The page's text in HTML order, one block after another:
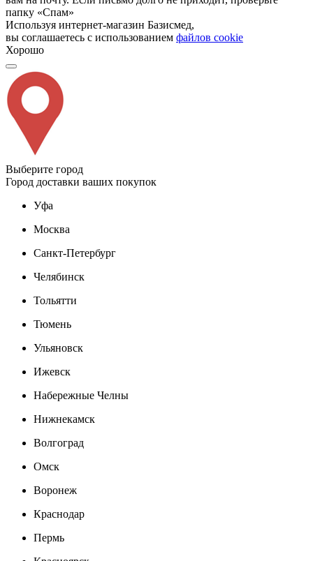
папку «Спам»
Используя интернет-магазин Базисмед,
вы соглашаетесь с использованием файлов cookie
Хорошо
Выберите город
Город доставки ваших покупок
Уфа
Москва
Санкт-Петербург
Челябинск
Тольятти
Тюмень
Ульяновск
Ижевск
Набережные Челны
Нижнекамск
Волгоград
Омск
Воронеж
Краснодар
Пермь